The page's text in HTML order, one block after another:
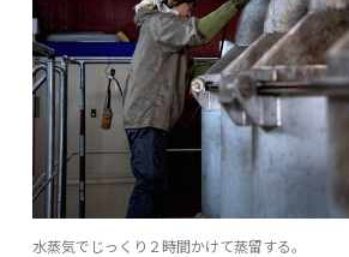
水蒸気でじっくり２時間かけて蒸留する。